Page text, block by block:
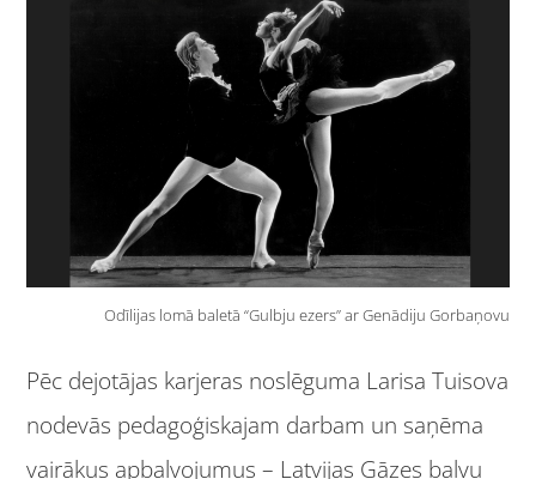
Odīlijas lomā baletā “Gulbju ezers” ar Genādiju Gorbaņovu
Pēc dejotājas karjeras noslēguma Larisa Tuisova
nodevās pedagoģiskajam darbam un saņēma
vairākus apbalvojumus – Latvijas Gāzes balvu